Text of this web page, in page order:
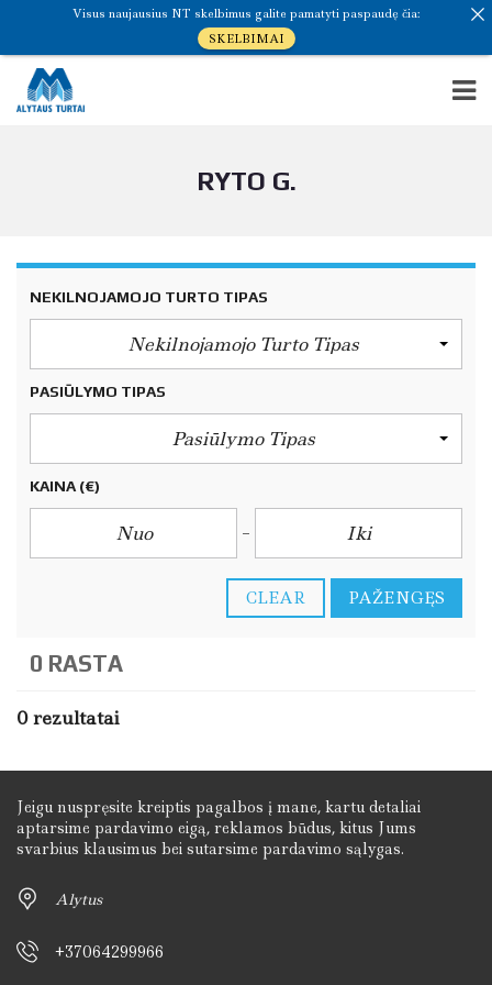
RYTO G.
NEKILNOJAMOJO TURTO TIPAS
Nekilnojamojo Turto Tipas
PASIŪLYMO TIPAS
Pasiūlymo Tipas
KAINA (€)
CLEAR PAŽENGĘS
0 RASTA
0 rezultatai
Jeigu nuspręsite kreiptis pagalbos į mane, kartu detaliai
aptarsime pardavimo eigą, reklamos būdus, kitus Jums
svarbius klausimus bei sutarsime pardavimo sąlygas.
Alytus
+37064299966
Visus naujausius NT skelbimus galite pamatyti paspaudę čia:
SKELBIMAI